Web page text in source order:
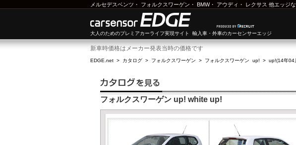
メルセデスベンツ ・ フォルクスワーゲン ・ BMW・ アウディ ・ レクサス 他エッジ
大人のためのプレミアカーライフ実現サイト 輸入車・外車のカーセンサーエッジ
新車時価格はメーカー発表当時の価格です
EDGE.net > カタログ > フォルクスワーゲン > フォルクスワーゲン up! > up!(14年04
フォルクスワーゲン up! white up!